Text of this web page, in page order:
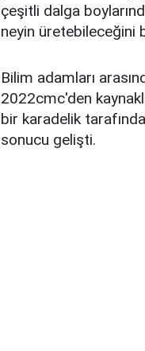
çeşitli dalga
neyin üretebileceğini
Bilim adamları
2022cmc'den
bir karadelik
sonucu gelişti.